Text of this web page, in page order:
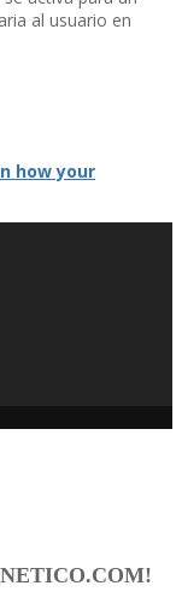
al usuario en
how your